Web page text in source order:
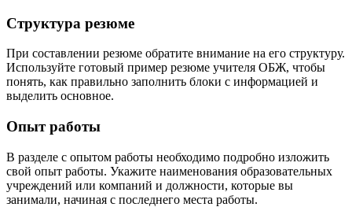
Структура резюме
При составлении резюме обратите внимание на его структуру.
Используйте готовый пример резюме учителя ОБЖ, чтобы
понять, как правильно заполнить блоки с информацией и
выделить основное.
Опыт работы
В разделе с опытом работы необходимо подробно изложить
свой опыт работы. Укажите наименования образовательных
учреждений или компаний и должности, которые вы
занимали, начиная с последнего места работы.